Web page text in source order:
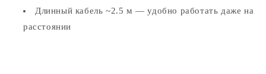
Длинный кабель ~2.5 м — удобно работать даже на
расстоянии